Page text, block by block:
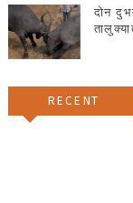
दोन
RECENT